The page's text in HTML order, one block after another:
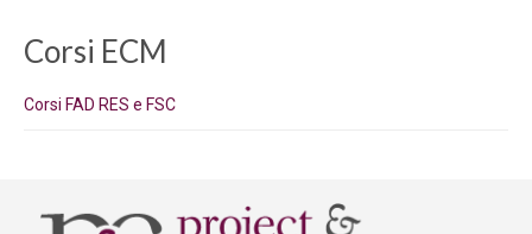
Corsi ECM
Corsi FAD RES e FSC